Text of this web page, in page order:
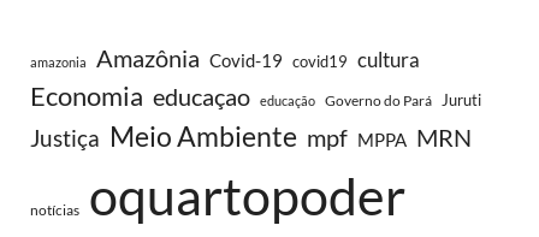
amazonia Amazônia Covid-19 covid19 cultura
Economia educaçao educação Governo do Pará Juruti
Justiça Meio Ambiente mpf MPPA MRN
notícias oquartopoder